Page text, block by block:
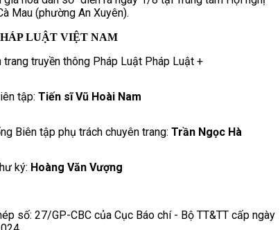
Mau (phường An Xuyên).
LUẬT VIỆT NAM
trang truyền thông Pháp Luật Pháp Luật +
tập: Tiến sĩ Vũ Hoài Nam
Biên tập phụ trách chuyên trang: Trần Ngọc Hà
ký: Hoàng Văn Vượng
số: 27/GP-CBC của Cục Báo chí - Bộ TT&TT cấp ngày